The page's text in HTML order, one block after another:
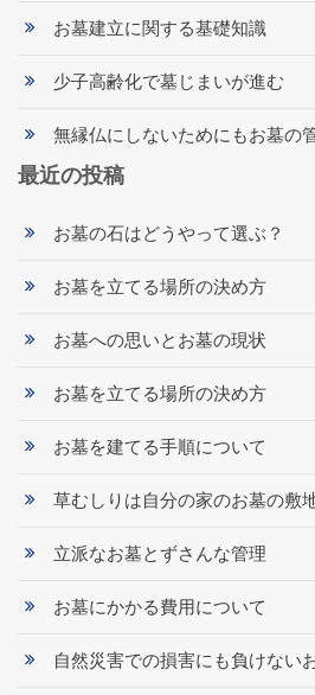
お墓建立に関する基礎知識
少子高齢化で墓じまいが進む
無縁仏にしないためにもお墓の
最近の投稿
お墓の石はどうやって選ぶ？
お墓を立てる場所の決め方
お墓への思いとお墓の現状
お墓を立てる場所の決め方
お墓を建てる手順について
草むしりは自分の家のお墓の敷
立派なお墓とずさんな管理
お墓にかかる費用について
自然災害での損害にも負けない